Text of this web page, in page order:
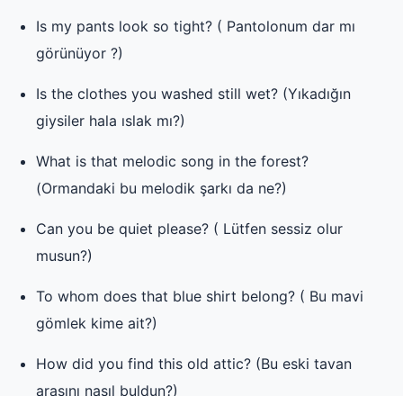
Is my pants look so tight? ( Pantolonum dar mı
görünüyor ?)
Is the clothes you washed still wet? (Yıkadığın
giysiler hala ıslak mı?)
What is that melodic song in the forest?
(Ormandaki bu melodik şarkı da ne?)
Can you be quiet please? ( Lütfen sessiz olur
musun?)
To whom does that blue shirt belong? ( Bu mavi
gömlek kime ait?)
How did you find this old attic? (Bu eski tavan
arasını nasıl buldun?)